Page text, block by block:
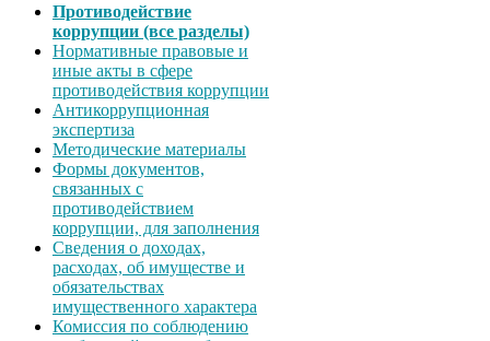
Противодействие
коррупции (все разделы)
Нормативные правовые и
иные акты в сфере
противодействия коррупции
Антикоррупционная
экспертиза
Методические материалы
Формы документов,
связанных с
противодействием
коррупции, для заполнения
Сведения о доходах,
расходах, об имуществе и
обязательствах
имущественного характера
Комиссия по соблюдению